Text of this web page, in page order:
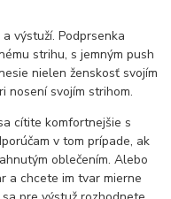
výstuží. Podprsenka
strihu, s jemným push
nielen ženskosť svojím
nosení svojím strihom.
cítite komfortnejšie s
v tom prípade, ak
oblečením. Alebo
a chcete im tvar mierne